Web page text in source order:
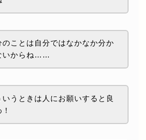
のことは自分ではなかなか分か
いからね……
いうときは人にお願いすると良